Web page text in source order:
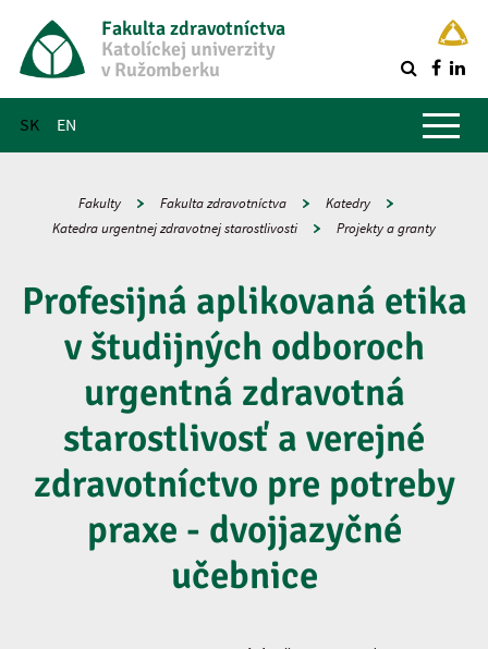
Fakulta zdravotníctva
Katolíckej univerzity
v Ružomberku
SK EN
Hlavné menu
Fakulty Fakulta zdravotníctva
Katedry
Katedra urgentnej zdravotnej starostlivosti
Projekty a granty
Profesijná aplikovaná etika
v študijných odboroch
urgentná zdravotná
starostlivosť a verejné
zdravotníctvo pre potreby
praxe - dvojjazyčné
učebnice